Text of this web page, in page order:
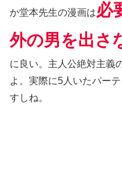
か堂本先生の漫画は必
外の男を出さ
に良い。主人公絶対主義
よ。実際に5人いたパー
すしね。